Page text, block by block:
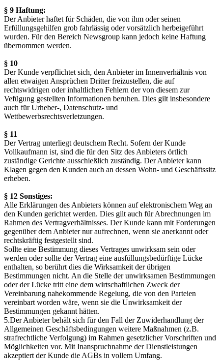
§ 9 Haftung:
Der Anbieter haftet für Schäden, die von ihm oder seinen
Erfüllungsgehilfen grob fahrlässig oder vorsätzlich herbeigeführt
wurden. Für den Bereich Newsgroup kann jedoch keine Haftung
übernommen werden.
§ 10
Der Kunde verpflichtet sich, den Anbieter im Innenverhältnis von
allen etwaigen Ansprüchen Dritter freizustellen, die auf
rechtswidrigen oder inhaltlichen Fehlern der von diesem zur
Vefügung gestellten Informationen beruhen. Dies gilt insbesondere
auch für Urheber-, Datenschutz- und
Wettbewerbsrechtsverletzungen.
§ 11
Der Vertrag unterliegt deutschem Recht. Sofern der Kunde
Vollkaufmann ist, sind die für den Sitz des Anbieters örtlich
zuständige Gerichte ausschießlich zuständig. Der Anbieter kann
Klagen gegen den Kunden auch an dessen Wohn- und Geschäftssitz
erheben.
§ 12 Sonstiges:
Alle Erklärungen des Anbieters können auf elektronischem Weg an
den Kunden gerichtet werden. Dies gilt auch für Abrechnungen im
Rahmen des Vertragverhältnisses. Der Kunde kann mit Forderungen
gegenüber dem Anbieter nur aufrechnen, wenn sie anerkannt oder
rechtskräftig festgestellt sind.
Sollte eine Bestimmung dieses Vertrages unwirksam sein oder
werden oder sollte der Vertrag eine ausfüllungsbedürftige Lücke
enthalten, so berührt dies die Wirksamkeit der übrigen
Bestimmungen nicht. An die Stelle der unwirksamen Bestimmungen
oder der Lücke tritt eine dem wirtschaftlichen Zweck der
Vereinbarung nahekommende Regelung, die von den Parteien
vereinbart worden wäre, wenn sie die Unwirksamkeit der
Bestimmungen gekannt hätten.
5.Der Anbieter behält sich für den Fall der Zuwiderhandlung der
Allgemeinen Geschäftsbedingungen weitere Maßnahmen (z.B.
strafrechtliche Verfolgung) im Rahmen gesetzlicher Vorschriften und
Möglichkeiten vor. Mit Inanspruchnahme der Dienstleistungen
akzeptiert der Kunde die AGBs in vollem Umfang.